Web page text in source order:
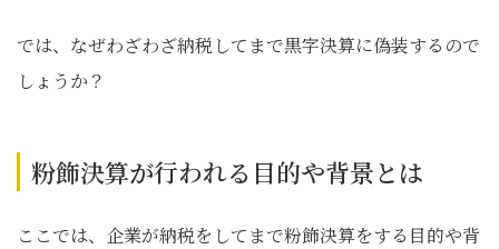
では、なぜわざわざ納税してまで黒字決算に偽装するので
しょうか？
粉飾決算が行われる目的や背景とは
ここでは、企業が納税をしてまで粉飾決算をする目的や背